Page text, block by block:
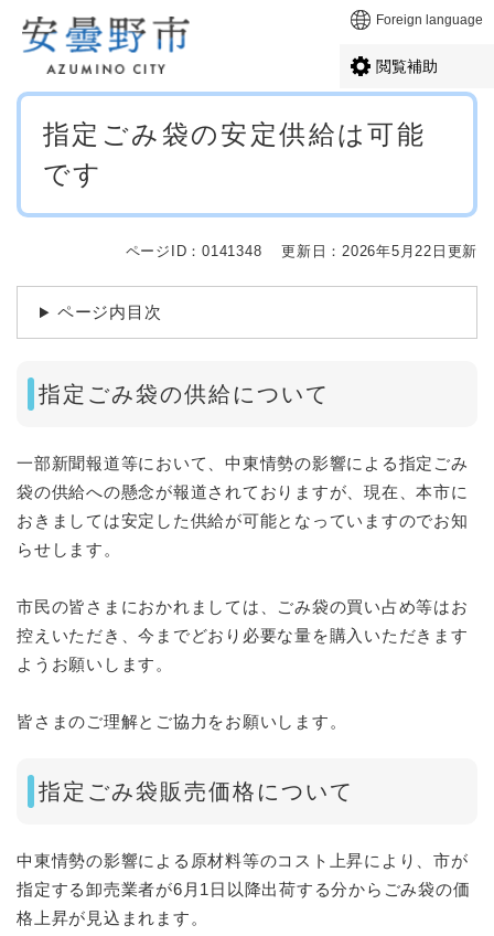
メニューを飛ばして本文へ Foreign language
閲覧補助
本
指定ごみ袋の安定供給は可能
です
ページID：0141348 更新日：2026年5月22日更新
ページ内目次
指定ごみ袋の供給について
一部新聞報道等において、中東情勢の影響による指定ごみ
袋の供給への懸念が報道されておりますが、現在、本市に
おきましては安定した供給が可能となっていますのでお知
らせします。
市民の皆さまにおかれましては、ごみ袋の買い占め等はお
控えいただき、今までどおり必要な量を購入いただきます
ようお願いします。
皆さまのご理解とご協力をお願いします。
指定ごみ袋販売価格について
中東情勢の影響による原材料等のコスト上昇により、市が
指定する卸売業者が6月1日以降出荷する分からごみ袋の価
格上昇が見込まれます。